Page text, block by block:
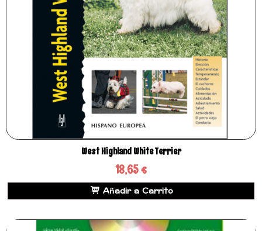
West Highland White Terrier
18,65 €
Añadir a Carrito